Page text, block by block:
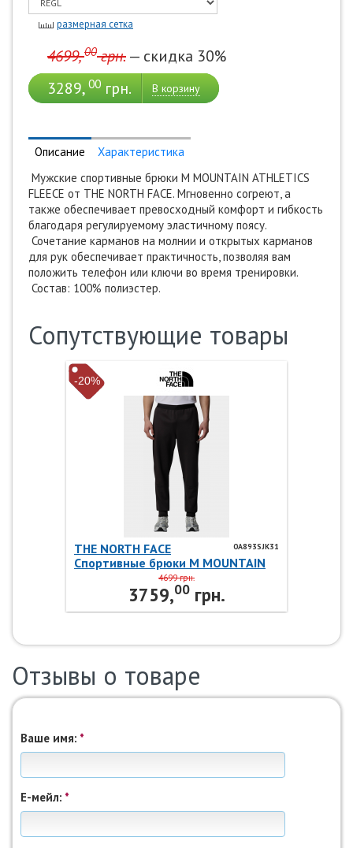
размерная сетка
4699,00грн.— скидка 30%
3289, 00 грн. В корзину
Описание
Характеристика
Мужские спортивные брюки M MOUNTAIN ATHLETICS
FLEECE от THE NORTH FACE. Мгновенно согреют, а
также обеспечивает превосходный комфорт и гибкость
благодаря регулируемому эластичному поясу.
Сочетание карманов на молнии и открытых карманов
для рук обеспечивает практичность, позволяя вам
положить телефон или ключи во время тренировки.
Состав: 100% полиэстер.
Сопутствующие товары
-20%
0A893SJK31
THE NORTH FACE
Спортивные брюки M MOUNTAIN
ATHLETICS FLEECE 0A893SJK31 THE
NORTH FACE
4699 грн.
3759,00грн.
-30%
0A893S58S1
THE NORTH FACE
Отзывы о товаре
Ваше имя: *
Е-мейл: *